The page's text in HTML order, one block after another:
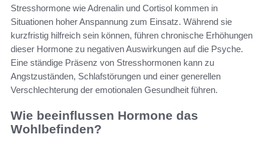
Stresshormone wie Adrenalin und Cortisol kommen in
Situationen hoher Anspannung zum Einsatz. Während sie
kurzfristig hilfreich sein können, führen chronische Erhöhungen
dieser Hormone zu negativen Auswirkungen auf die Psyche.
Eine ständige Präsenz von Stresshormonen kann zu
Angstzuständen, Schlafstörungen und einer generellen
Verschlechterung der emotionalen Gesundheit führen.
Wie beeinflussen Hormone das
Wohlbefinden?